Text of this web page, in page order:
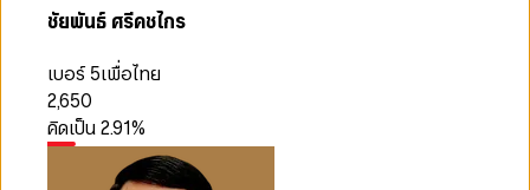
ชัยพันธ์ ศรีคชไกร
เบอร์ 5เพื่อไทย
2,650
คิดเป็น2.91%